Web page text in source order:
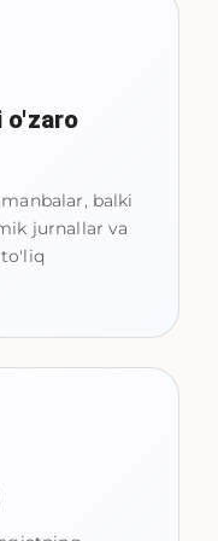
o'zaro
balki
jurnallar va